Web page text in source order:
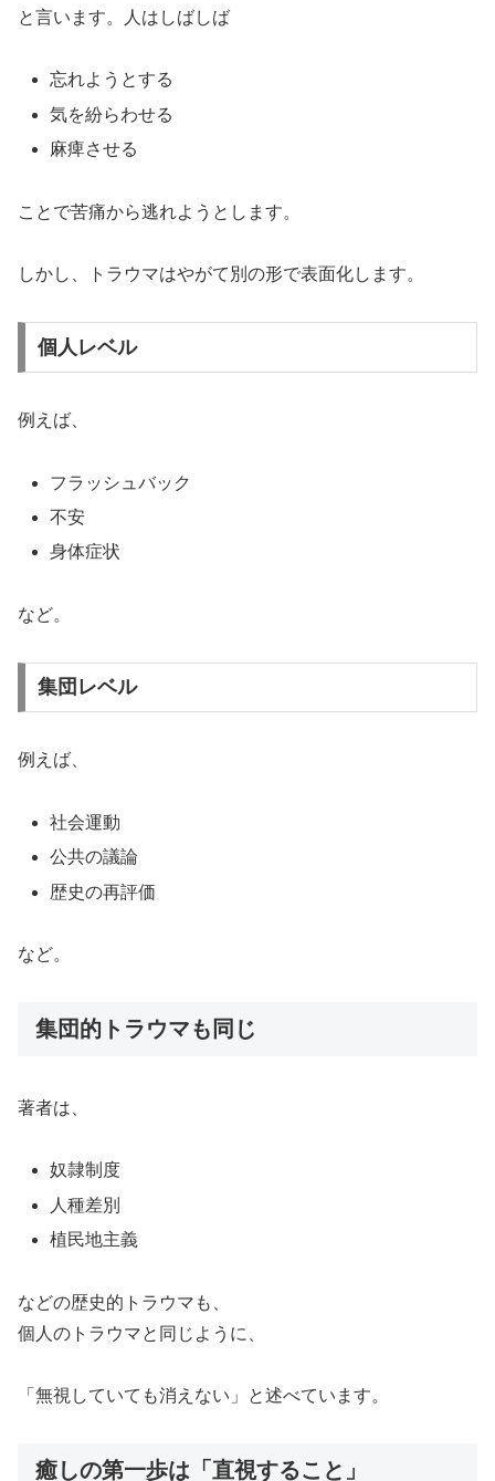
と言います。人はしばしば
忘れようとする
気を紛らわせる
麻痺させる
ことで苦痛から逃れようとします。
しかし、トラウマはやがて別の形で表面化します。
個人レベル
例えば、
フラッシュバック
不安
身体症状
など。
集団レベル
例えば、
社会運動
公共の議論
歴史の再評価
など。
集団的トラウマも同じ
著者は、
奴隷制度
人種差別
植民地主義
などの歴史的トラウマも、
個人のトラウマと同じように、
「無視していても消えない」と述べています。
癒しの第一歩は「直視すること」